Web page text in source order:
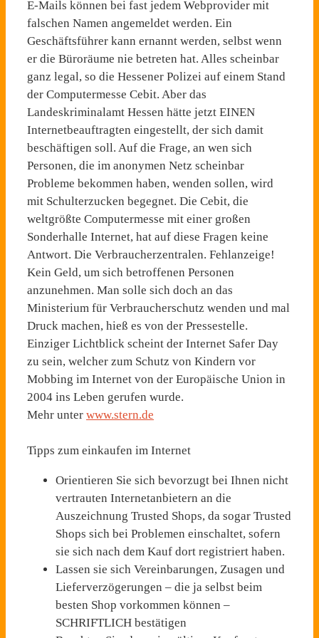
E-Mails können bei fast jedem Webprovider mit
falschen Namen angemeldet werden. Ein
Geschäftsführer kann ernannt werden, selbst wenn
er die Büroräume nie betreten hat. Alles scheinbar
ganz legal, so die Hessener Polizei auf einem Stand
der Computermesse Cebit. Aber das
Landeskriminalamt Hessen hätte jetzt EINEN
Internetbeauftragten eingestellt, der sich damit
beschäftigen soll. Auf die Frage, an wen sich
Personen, die im anonymen Netz scheinbar
Probleme bekommen haben, wenden sollen, wird
mit Schulterzucken begegnet. Die Cebit, die
weltgrößte Computermesse mit einer großen
Sonderhalle Internet, hat auf diese Fragen keine
Antwort. Die Verbraucherzentralen. Fehlanzeige!
Kein Geld, um sich betroffenen Personen
anzunehmen. Man solle sich doch an das
Ministerium für Verbraucherschutz wenden und mal
Druck machen, hieß es von der Pressestelle.
Einziger Lichtblick scheint der Internet Safer Day
zu sein, welcher zum Schutz von Kindern vor
Mobbing im Internet von der Europäische Union in
2004 ins Leben gerufen wurde.
Mehr unter www.stern.de
Tipps zum einkaufen im Internet
Orientieren Sie sich bevorzugt bei Ihnen nicht
vertrauten Internetanbietern an die
Auszeichnung Trusted Shops, da sogar Trusted
Shops sich bei Problemen einschaltet, sofern
sie sich nach dem Kauf dort registriert haben.
Lassen sie sich Vereinbarungen, Zusagen und
Lieferverzögerungen – die ja selbst beim
besten Shop vorkommen können –
SCHRIFTLICH bestätigen